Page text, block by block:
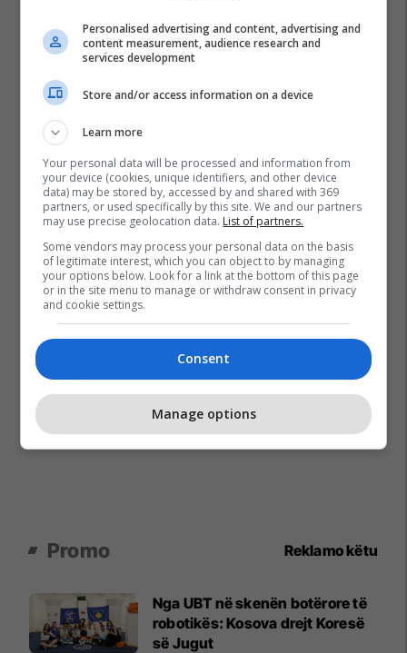
Promo Reklamo këtu
Nga UBT në skenën botërore të
robotikës: Kosova drejt Koresë
së Jugut
Personalised advertising and content, advertising and
content measurement, audience research and
services development
Store and/or access information on a device
Learn more
Your personal data will be processed and information from
your device (cookies, unique identifiers, and other device
data) may be stored by, accessed by and shared with 369
partners, or used specifically by this site. We and our partners
may use precise geolocation data. List of partners.
Some vendors may process your personal data on the basis
of legitimate interest, which you can object to by managing
your options below. Look for a link at the bottom of this page
or in the site menu to manage or withdraw consent in privacy
and cookie settings.
Consent
Manage options